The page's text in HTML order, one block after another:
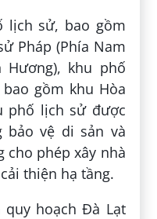
lịch sử, bao gồm
Pháp (Phía Nam
khu phố
gồm khu Hòa
phố lịch sử được
bảo vệ di sản và
cho phép xây nhà
thiện hạ tầng.
hoạch Đà Lạt